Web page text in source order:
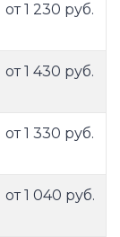
от 1 230 руб.
от 1 430 руб.
от 1 330 руб.
от 1 040 руб.